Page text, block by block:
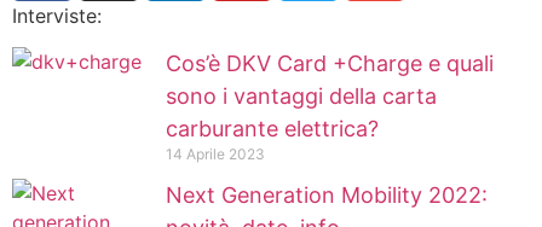
Interviste:
Cos’è DKV Card +Charge e quali
sono i vantaggi della carta
carburante elettrica?
14 Aprile 2023
Next Generation Mobility 2022: